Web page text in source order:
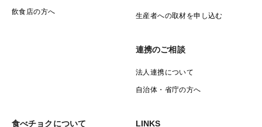
飲食店の方へ 生産者への取材を申し込む
連携のご相談
法人連携について
自治体・省庁の方へ
食べチョクについて LINKS